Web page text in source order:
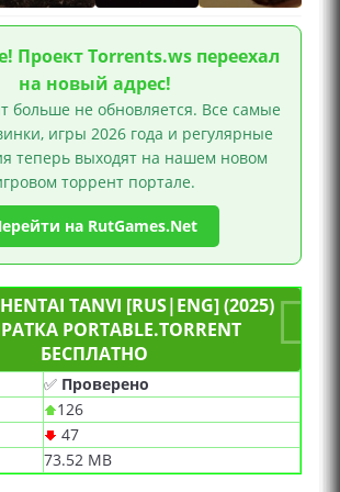
Проект Torrents.ws переехал
на новый адрес!
больше не обновляется. Все самые
игры 2026 года и регулярные
теперь выходят на нашем новом
торрент портале.
на RutGames.Net
TANVI [RUS|ENG] (2025)
PORTABLE.TORRENT
БЕСПЛАТНО
✅ Проверено
126
47
73.52 MB